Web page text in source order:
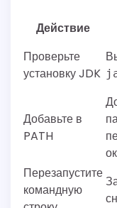
Действие
Проверьте
установку JDK
Добавьте в
PATH
Перезапустите
командную